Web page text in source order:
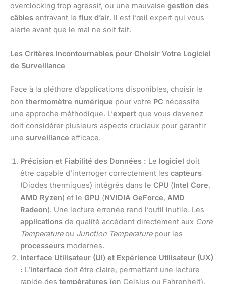
overclocking trop agressif, ou une mauvaise gestion des
câbles entravant le flux d’air. Il est l’œil expert qui vous
alerte avant que le mal ne soit fait.
Les Critères Incontournables pour Choisir Votre Logiciel
de Surveillance
Face à la pléthore d’applications disponibles, choisir le
bon thermomètre numérique pour votre PC nécessite
une approche méthodique. L’expert que vous devenez
doit considérer plusieurs aspects cruciaux pour garantir
une surveillance efficace.
Précision et Fiabilité des Données : Le logiciel doit
être capable d’interroger correctement les capteurs
(Diodes thermiques) intégrés dans le CPU (Intel Core,
AMD Ryzen) et le GPU (NVIDIA GeForce, AMD
Radeon). Une lecture erronée rend l’outil inutile. Les
applications de qualité accèdent directement aux Core
Temperatureou Junction Temperaturepour les
processeurs modernes.
Interface Utilisateur (UI) et Expérience Utilisateur (UX)
: L’interface doit être claire, permettant une lecture
rapide des températures (en Celsius ou Fahrenheit),